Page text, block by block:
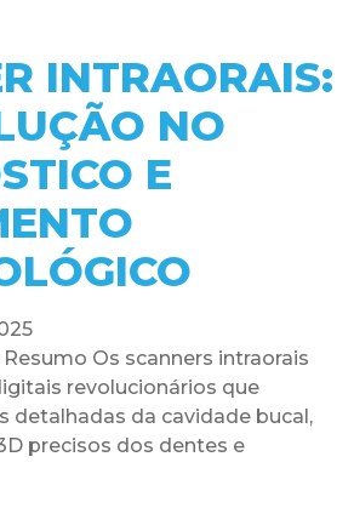
INTRAORAIS:
NO
E
Os scanners intraorais
revolucionários que
detalhadas da cavidade bucal,
precisos dos dentes e